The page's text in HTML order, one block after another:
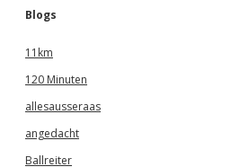
Blogs
11km
120 Minuten
allesausseraas
angedacht
Ballreiter